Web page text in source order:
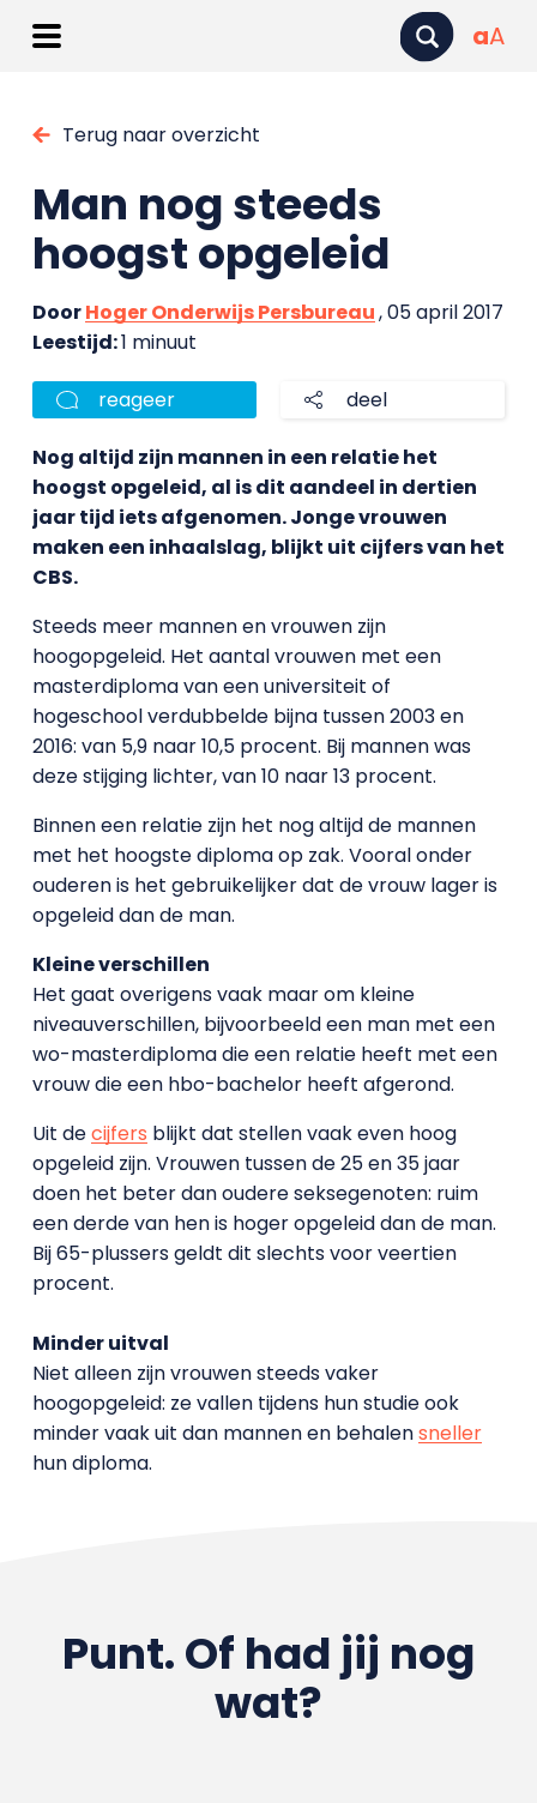
aA
Terug naar overzicht
Man nog steeds
hoogst opgeleid
DoorHoger Onderwijs Persbureau, 05 april 2017
Leestijd:1 minuut
reageer deel
Nog altijd zijn mannen in een relatie het
hoogst opgeleid, al is dit aandeel in dertien
jaar tijd iets afgenomen. Jonge vrouwen
maken een inhaalslag, blijkt uit cijfers van het
CBS.
Steeds meer mannen en vrouwen zijn
hoogopgeleid. Het aantal vrouwen met een
masterdiploma van een universiteit of
hogeschool verdubbelde bijna tussen 2003 en
2016: van 5,9 naar 10,5 procent. Bij mannen was
deze stijging lichter, van 10 naar 13 procent.
Binnen een relatie zijn het nog altijd de mannen
met het hoogste diploma op zak. Vooral onder
ouderen is het gebruikelijker dat de vrouw lager is
opgeleid dan de man.
Kleine verschillen
Het gaat overigens vaak maar om kleine
niveauverschillen, bijvoorbeeld een man met een
wo-masterdiploma die een relatie heeft met een
vrouw die een hbo-bachelor heeft afgerond.
Uit decijfers blijkt dat stellen vaak even hoog
opgeleid zijn. Vrouwen tussen de 25 en 35 jaar
doen het beter dan oudere seksegenoten: ruim
een derde van hen is hoger opgeleid dan de man.
Bij 65-plussers geldt dit slechts voor veertien
procent.
Minder uitval
Niet alleen zijn vrouwen steeds vaker
hoogopgeleid: ze vallen tijdens hun studie ook
minder vaak uit dan mannen en behalensneller
hun diploma.
Punt. Of had jij nog
wat?